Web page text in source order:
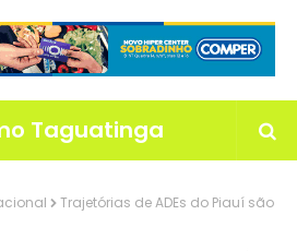
Taguatinga
Trajetórias de ADEs do Piauí são